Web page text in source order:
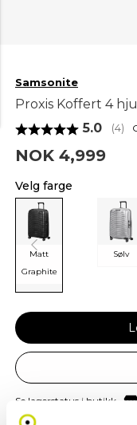
Samsonite
Proxis Koffert 4
5.0 (4)
NOK 4,999
Velg farge
Matt
Graphite
Sølv
Se lagerstatus i butikk